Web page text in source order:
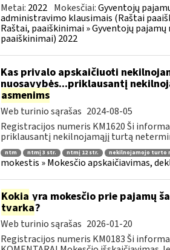
Metai: 2022 Mokesčiai:Gyventojų
administravimo klausimais (Raštai
Raštai, paaiškinimai » Gyventojų
paaiškinimai) 2022
Kas privalo apskaičiuoti
nuosavybės...priklausantį
asmenims
Web turinio sąrašas 2024-08-05
Registracijos numeris KM1620 Ši
priklausantį nekilnojamąjį turtą
ntm ntmį 3 str. ntmį 12 str. nekilnojamojo turto
mokestis » Mokesčio apskaičiavimas,
Kokiayra mokesčio prie pajamų
tvarka?
Web turinio sąrašas 2026-01-20
Registracijos numeris KM0183 Ši